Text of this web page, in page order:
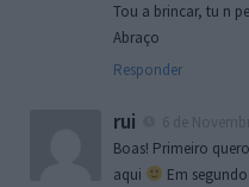
Tou a brincar, tu n
Abraço
Responder
rui
Boas! Primeiro
aqui
Em